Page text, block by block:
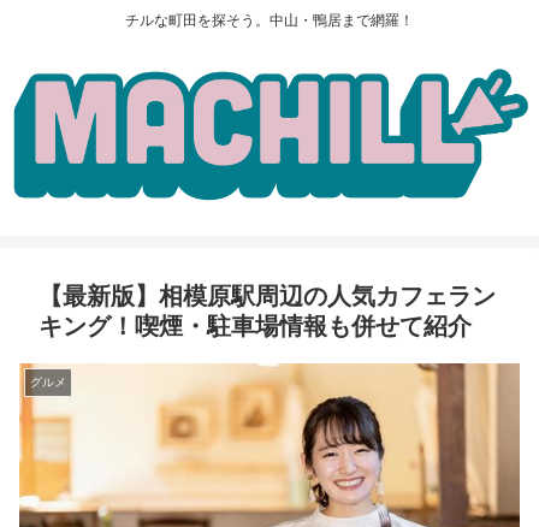
チルな町田を探そう。中山・鴨居まで網羅！
【最新版】相模原駅周辺の人気カフェラン
キング！喫煙・駐車場情報も併せて紹介
グルメ